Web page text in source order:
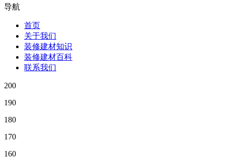
导航
首页
关于我们
装修建材知识
装修建材百科
联系我们
200
190
180
170
160